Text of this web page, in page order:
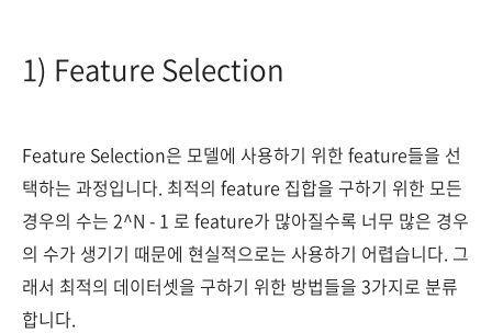
1) Feature Selection
Feature Selection은 모델에 사용하기 위한 feature들을 선
택하는 과정입니다. 최적의 feature 집합을 구하기 위한 모든
경우의 수는 2^N - 1 로 feature가 많아질수록 너무 많은 경우
의 수가 생기기 때문에 현실적으로는 사용하기 어렵습니다. 그
래서 최적의 데이터셋을 구하기 위한 방법들을 3가지로 분류
합니다.